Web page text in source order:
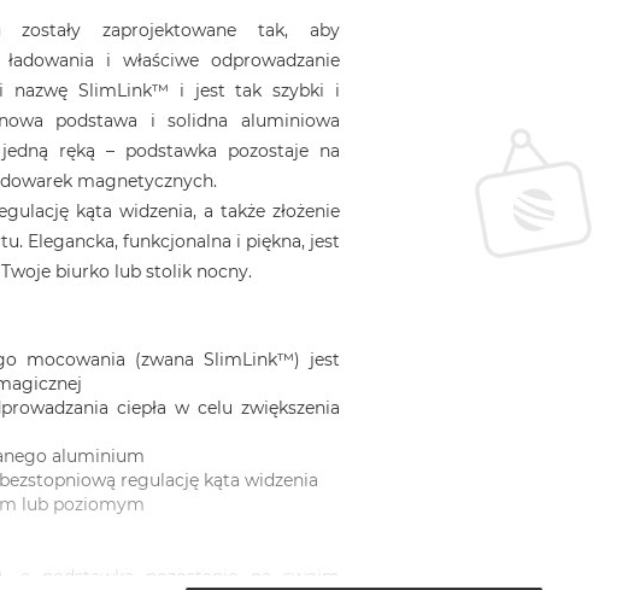
zostały zaprojektowane tak, aby
i właściwe odprowadzanie
nazwę SlimLink™ i jest tak szybki i
podstawa i solidna aluminiowa
ręką – podstawka pozostaje na
magnetycznych.
kąta widzenia, a także złożenie
Elegancka, funkcjonalna i piękna, jest
biurko lub stolik nocny.
mocowania (zwana SlimLink™) jest
ciepła w celu zwiększenia
aluminium
regulację kąta widzenia
lub poziomym
a podstawka pozostanie na swoim